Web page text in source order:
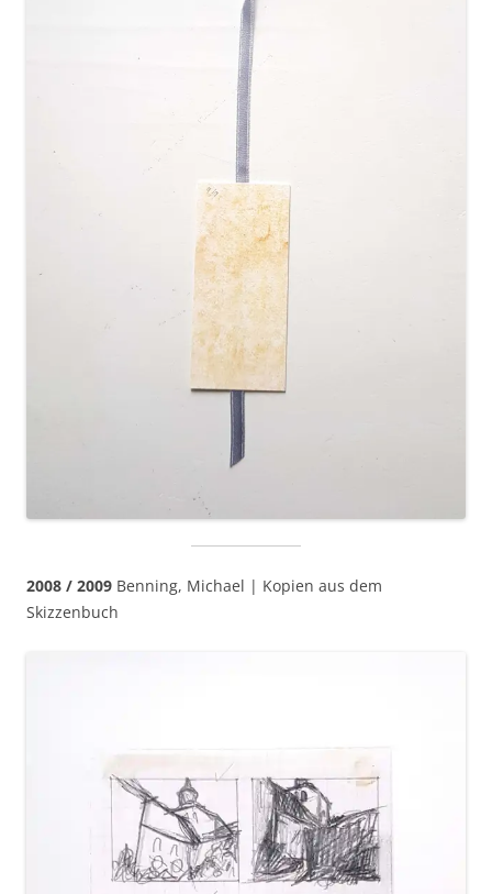
2008 / 2009 Benning, Michael | Kopien aus dem
Skizzenbuch